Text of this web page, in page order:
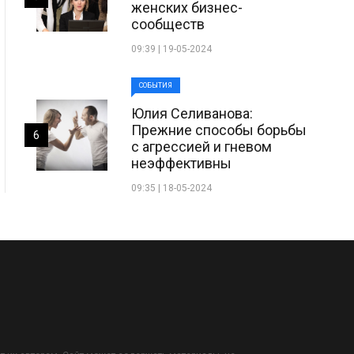
женских бизнес-
сообществ
09:39 | 19-05-2024
СОБЫТИЯ
Юлия Селиванова:
Прежние способы борьбы
с агрессией и гневом
неэффективны
09:35 | 18-05-2024
6